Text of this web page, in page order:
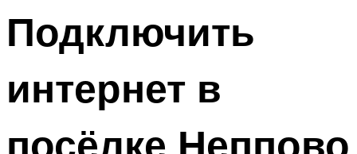
Подключить
интернет в
посёлке Неппово